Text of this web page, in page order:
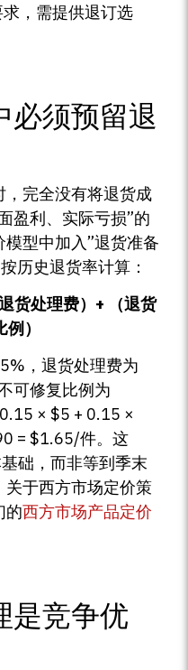
，需提供退订选
必须预留退
完全没有将退货成
盈利、实际亏损”的
型中加入”退货准备
历史退货率计算：
货处理费）+ （退货
）
，退货处理费为
可修复比例为
× $5 + 0.15 ×
= $1.65/件。这
础，而非等到季末
于西方市场定价策
的西方市场产品定价
是竞争优